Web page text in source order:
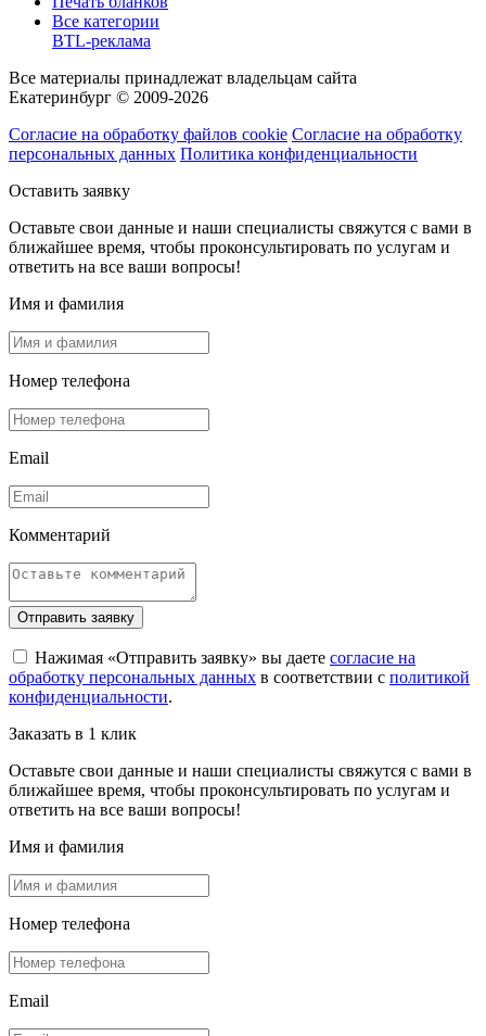
Все категории
BTL-реклама
Все материалы принадлежат владельцам сайта
Екатеринбург © 2009-2026
Согласие на обработку файлов cookie Согласие на обработку
персональных данных Политика конфиденциальности
Оставить заявку
Оставьте свои данные и наши специалисты свяжутся с вами в
ближайшее время, чтобы проконсультировать по услугам и
ответить на все ваши вопросы!
Имя и фамилия
Номер телефона
Email
Комментарий
Отправить заявку
Нажимая «Отправить заявку» вы даете согласие на
обработку персональных данных в соответствии с политикой
конфиденциальности.
Заказать в 1 клик
Оставьте свои данные и наши специалисты свяжутся с вами в
ближайшее время, чтобы проконсультировать по услугам и
ответить на все ваши вопросы!
Имя и фамилия
Номер телефона
Email